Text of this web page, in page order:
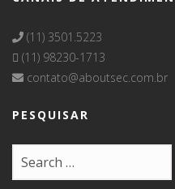
(11) 3501.5223
(11) 98230-1713
contato@aboutsec.com.br
PESQUISAR